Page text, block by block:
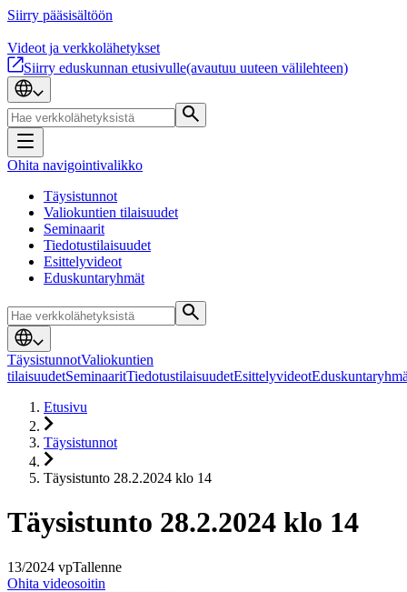
Siirry pääsisältöön
Videot ja verkkolähetykset
Siirry eduskunnan etusivulle(avautuu uuteen välilehteen)
Ohita navigointivalikko
Täysistunnot
Valiokuntien tilaisuudet
Seminaarit
Tiedotustilaisuudet
Esittelyvideot
Eduskuntaryhmät
TäysistunnotValiokuntien
tilaisuudetSeminaaritTiedotustilaisuudetEsittelyvideot
Etusivu
Täysistunnot
Täysistunto 28.2.2024 klo 14
Täysistunto 28.2.2024 klo 14
13/2024 vpTallenne
Ohita videosoitin